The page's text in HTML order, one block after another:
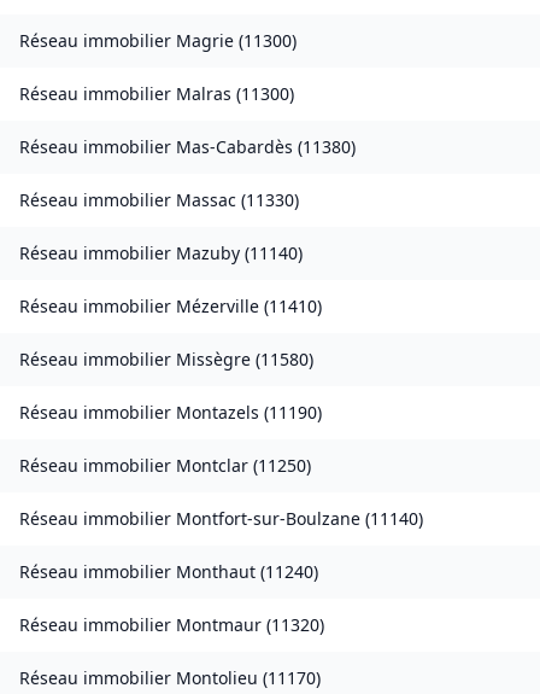
Réseau immobilier Magrie (11300)
Réseau immobilier Malras (11300)
Réseau immobilier Mas-Cabardès (11380)
Réseau immobilier Massac (11330)
Réseau immobilier Mazuby (11140)
Réseau immobilier Mézerville (11410)
Réseau immobilier Missègre (11580)
Réseau immobilier Montazels (11190)
Réseau immobilier Montclar (11250)
Réseau immobilier Montfort-sur-Boulzane (11140)
Réseau immobilier Monthaut (11240)
Réseau immobilier Montmaur (11320)
Réseau immobilier Montolieu (11170)